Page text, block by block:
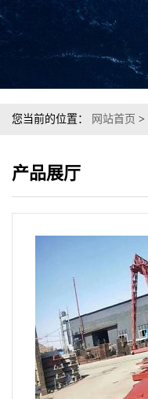
您当前的位置： 网站首页 >
产品展厅